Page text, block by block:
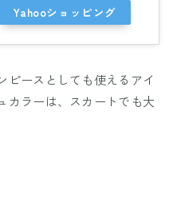
Yahooショッピング
ピースとしても使えるアイ
カラーは、スカートでも大